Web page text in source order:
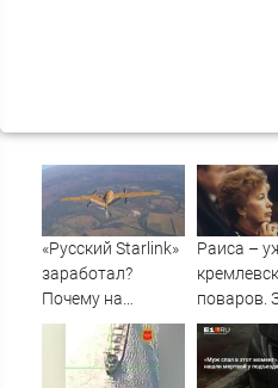
«Русский Starlink»
заработал?
Почему на
Украине кратно
увеличилась
точность
Раиса –
поваров.
жена
видов